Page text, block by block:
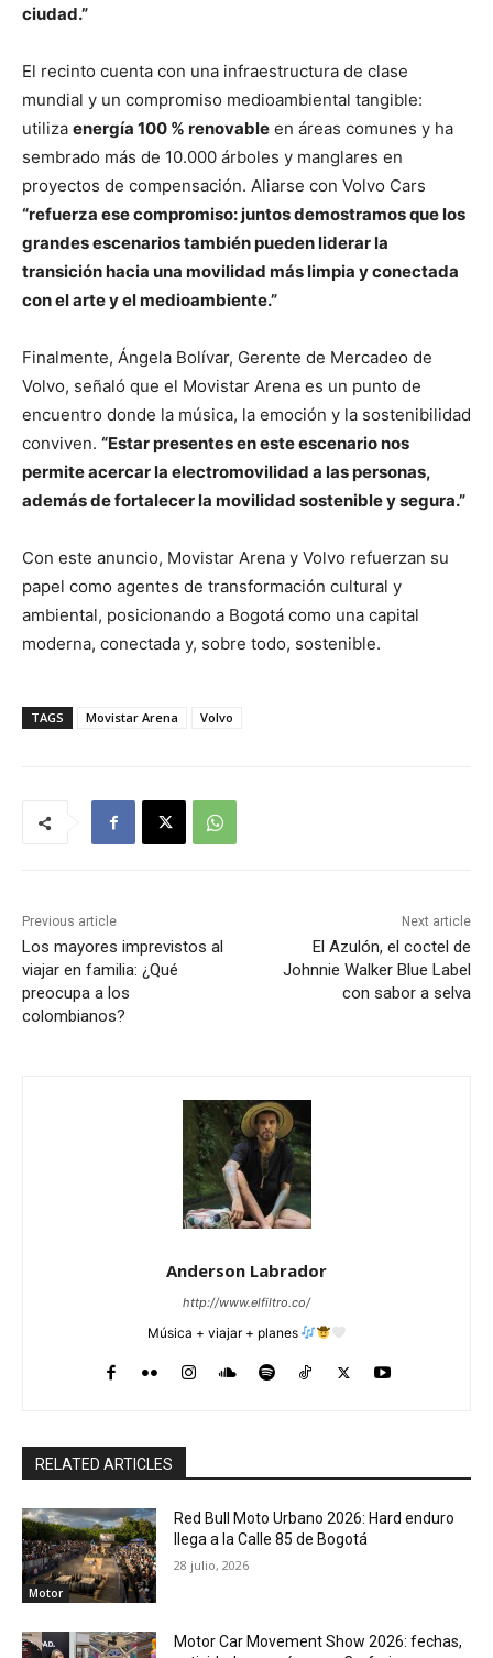
ciudad.”
El recinto cuenta con una infraestructura de clase
mundial y un compromiso medioambiental tangible:
utiliza energía 100 % renovable en áreas comunes y ha
sembrado más de 10.000 árboles y manglares en
proyectos de compensación. Aliarse con Volvo Cars
“refuerza ese compromiso: juntos demostramos que los
grandes escenarios también pueden liderar la
transición hacia una movilidad más limpia y conectada
con el arte y el medioambiente.”
Finalmente, Ángela Bolívar, Gerente de Mercadeo de
Volvo, señaló que el Movistar Arena es un punto de
encuentro donde la música, la emoción y la sostenibilidad
conviven. “Estar presentes en este escenario nos
permite acercar la electromovilidad a las personas,
además de fortalecer la movilidad sostenible y segura.”
Con este anuncio, Movistar Arena y Volvo refuerzan su
papel como agentes de transformación cultural y
ambiental, posicionando a Bogotá como una capital
moderna, conectada y, sobre todo, sostenible.
TAGS Movistar Arena Volvo
Previous article
Los mayores imprevistos al
viajar en familia: ¿Qué
preocupa a los
colombianos?
Next article
El Azulón, el coctel de
Johnnie Walker Blue Label
con sabor a selva
Anderson Labrador
http://www.elfiltro.co/
Música + viajar + planes
RELATED ARTICLES
Motor
Red Bull Moto Urbano 2026: Hard enduro
llega a la Calle 85 de Bogotá
28 julio, 2026
Motor Car Movement Show 2026: fechas,